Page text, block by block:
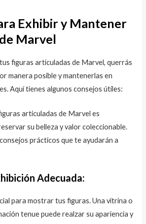
Exhibir y Mantener
Marvel
figuras articuladas de Marvel, querrás
manera posible y mantenerlas en
Aquí tienes algunos consejos útiles:
articuladas de Marvel es
su belleza y valor coleccionable.
prácticos que te ayudarán a
Adecuada:
para mostrar tus figuras. Una vitrina o
tenue puede realzar su apariencia y